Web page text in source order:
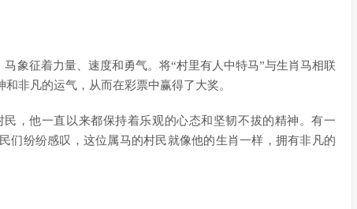
象征着力量、速度和勇气。将“村里有人中特马”与生肖马相联
非凡的运气，从而在彩票中赢得了大奖。
，他一直以来都保持着乐观的心态和坚韧不拔的精神。有一
们纷纷感叹，这位属马的村民就像他的生肖一样，拥有非凡的